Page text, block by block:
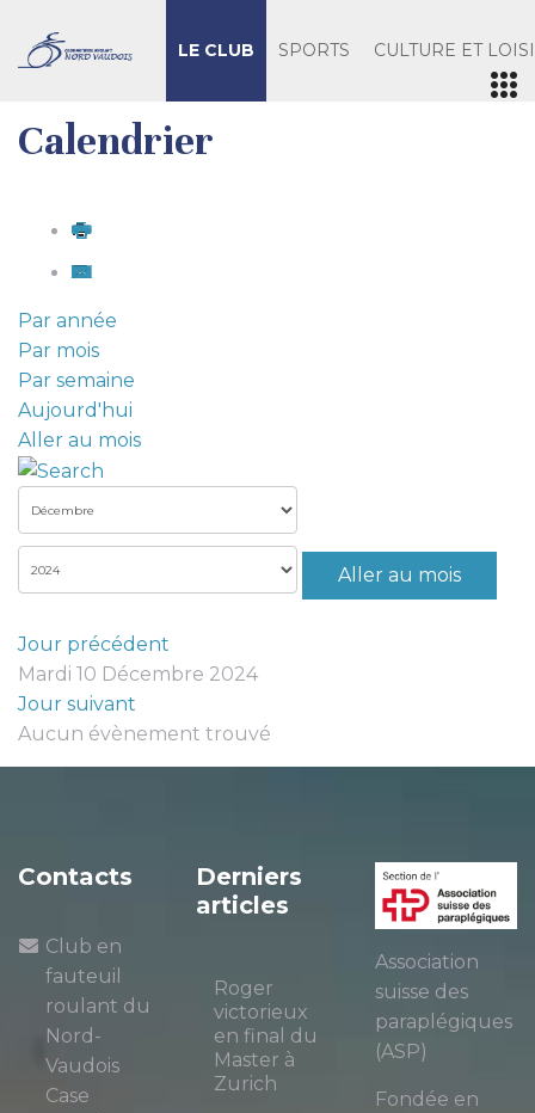
LE CLUB SPORTS CULTURE ET
Calendrier
Par année
Par mois
Par semaine
Aujourd'hui
Aller au mois
Aller au mois
Jour précédent
Mardi 10 Décembre 2024
Jour suivant
Aucun évènement trouvé
Contacts
Club en
fauteuil
roulant du
Nord-
Vaudois
Case
Derniers
articles
Roger
victorieux
en final du
Master à
Zurich
Association
suisse des
paraplégiques
(ASP)
Fondée en